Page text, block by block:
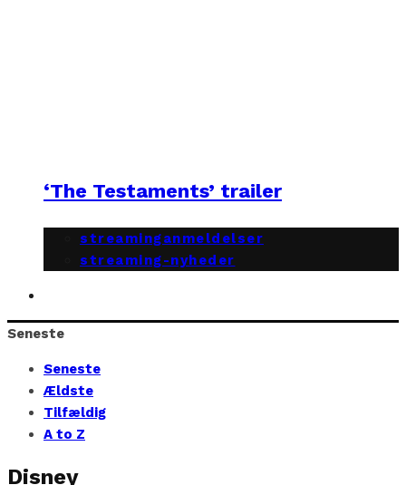
‘The Testaments’ trailer
streaminganmeldelser
streaming-nyheder
Seneste
Seneste
Ældste
Tilfældig
A to Z
Disney